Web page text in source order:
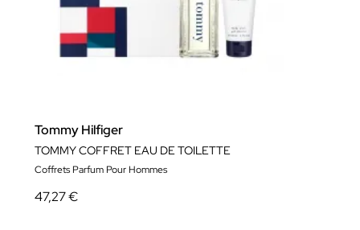
Tommy Hilfiger
TOMMY COFFRET EAU DE TOILETTE
Coffrets Parfum Pour Hommes
47,27 €